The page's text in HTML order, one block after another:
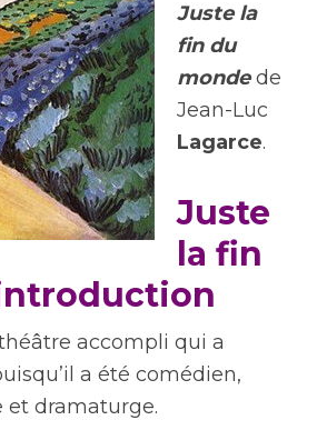
Juste la
fin du
mondede
Jean-Luc
Lagarce.
Juste
la fin
accompli qui a
a été comédien,
et dramaturge.